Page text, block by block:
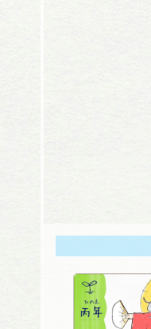
ゲ
ー
シ
ョ